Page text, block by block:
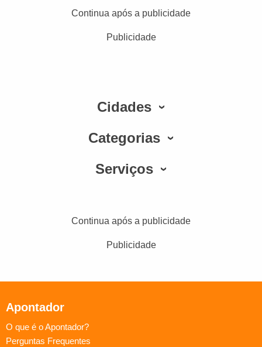
Continua após a publicidade
Publicidade
Cidades
Categorias
Serviços
Continua após a publicidade
Publicidade
Apontador
O que é o Apontador?
Perguntas Frequentes